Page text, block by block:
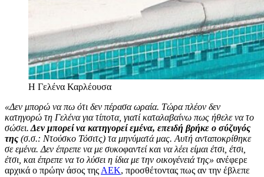
Η Γελένα Καρλέουσα
«Δεν μπορώ να πω ότι δεν πέρασα ωραία. Τώρα πλέον δεν
κατηγορώ τη Γελένα για τίποτα, γιατί καταλαβαίνω πως ήθελε να το
σώσει. Δεν μπορεί να κατηγορεί εμένα, επειδή βρήκε ο σύζυγός
της (σ.σ.: Ντούσκο Τόσιτς) τα μηνύματά μας. Αυτή ανταποκρίθηκε
σε εμένα. Δεν έπρεπε να με συκοφαντεί και να λέει είμαι έτσι, έτσι,
έτσι, και έπρεπε να το λύσει η ίδια με την οικογένειά της» ανέφερε
αρχικά ο πρώην άσος της ΑΕΚ, προσθέτοντας πως αν την έβλεπε